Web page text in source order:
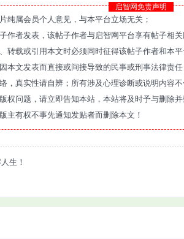
启智网免责声明
纯属会员个人意见，与本平台立场无关；
作者发表，该帖子作者与启智网平台享有帖子相关
转载或引用本文时必须同时征得该帖子作者和本平
本文发表而直接或间接导致的民事或刑事法律责任
，真实性请自辨；所有涉及心理诊断或说明内容
权问题，请立即告知本站，本站将及时予与删除并
主有权不事先通知发贴者而删除本文！
生！